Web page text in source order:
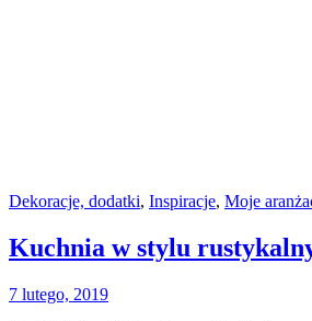
Dekoracje, dodatki, Inspiracje, Moje
Kuchnia w stylu
7 lutego, 2019